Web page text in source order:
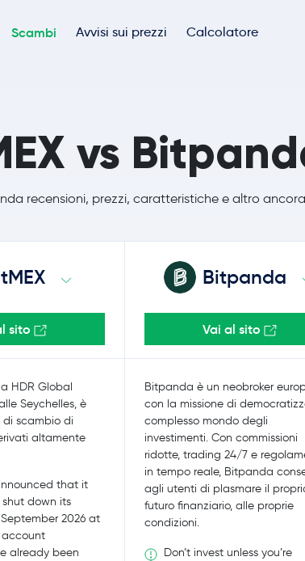
Scambi Avvisi sui prezzi Calcolatore
vs
recensioni, prezzi, caratteristiche e altro
sito
HDR Global
Seychelles, è
scambio di
altamente
that it
down its
2026 at
account
already been
Bitpanda
Vai al sito
Bitpanda è un neobroker
con la missione di
complesso mondo degli
investimenti. Con commissioni
ridotte, trading 24/7 e
in tempo reale, Bitpanda
agli utenti di plasmare il
futuro finanziario, alle proprie
condizioni.
Don’t invest unless you’re